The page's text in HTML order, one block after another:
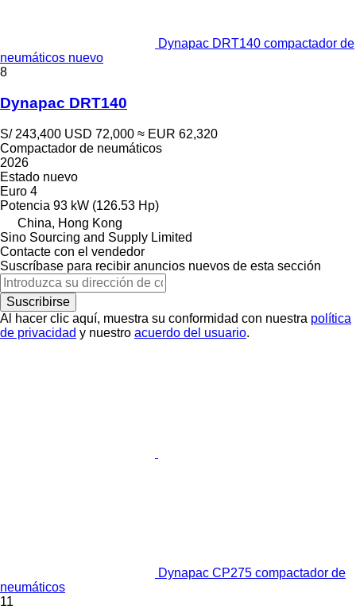
Dynapac DRT140 compactador de
neumáticos nuevo
8
Dynapac DRT140
S/ 243,400 USD 72,000 ≈ EUR 62,320
Compactador de neumáticos
2026
Estado nuevo
Euro 4
Potencia 93 kW (126.53 Hp)
China, Hong Kong
Sino Sourcing and Supply Limited
Contacte con el vendedor
Suscríbase para recibir anuncios nuevos de esta sección
Suscribirse
Al hacer clic aquí, muestra su conformidad con nuestra política
de privacidad y nuestro acuerdo del usuario.
Dynapac CP275 compactador de
neumáticos
11